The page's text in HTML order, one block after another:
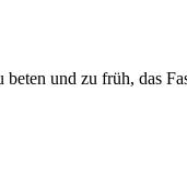
und zu früh, das